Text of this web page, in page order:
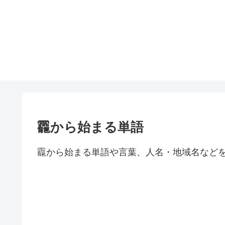
龗から始まる単語
龗から始まる単語や言葉、人名・地域名など